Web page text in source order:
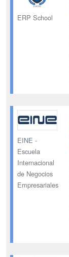
ERP School
EINE -
Escuela
Internacional
de Negocios
Empresariales